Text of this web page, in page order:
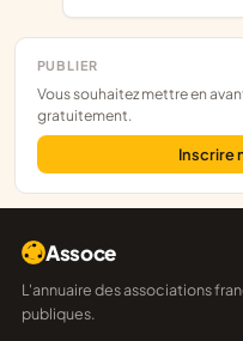
PUBLIER
Vous souhaitez mettre en avant votre association ? Inscrivez-la
gratuitement.
Inscrire
Assoce
L'annuaire des associations françaises, construit sur les données
publiques.